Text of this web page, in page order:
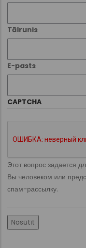
Tālrunis
E-pasts
CAPTCHA
Этот вопрос задается
Вы человеком или
спам-рассылку.